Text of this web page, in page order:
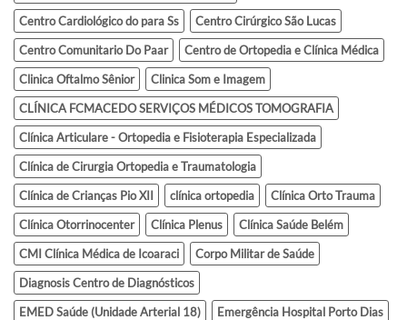
Centro Cardiológico do para Ss
Centro Cirúrgico São Lucas
Centro Comunitario Do Paar
Centro de Ortopedia e Clínica Médica
Clinica Oftalmo Sênior
Clinica Som e Imagem
CLÍNICA FCMACEDO SERVIÇOS MÉDICOS TOMOGRAFIA
Clínica Articulare - Ortopedia e Fisioterapia Especializada
Clínica de Cirurgia Ortopedia e Traumatologia
Clínica de Crianças Pio XII
clínica ortopedia
Clínica Orto Trauma
Clínica Otorrinocenter
Clínica Plenus
Clínica Saúde Belém
CMI Clínica Médica de Icoaraci
Corpo Militar de Saúde
Diagnosis Centro de Diagnósticos
EMED Saúde (Unidade Arterial 18)
Emergência Hospital Porto Dias